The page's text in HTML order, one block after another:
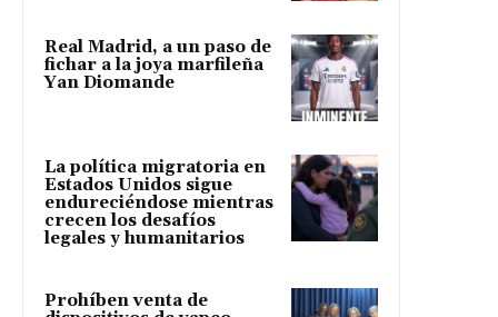
Real Madrid, a un paso de
fichar a la joya marfileña
Yan Diomande
La política migratoria en
Estados Unidos sigue
endureciéndose mientras
crecen los desafíos
legales y humanitarios
Prohíben venta de